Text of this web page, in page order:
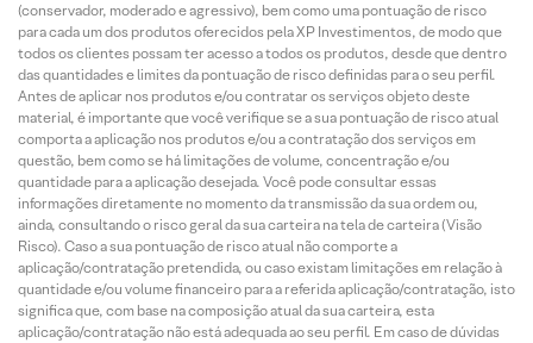
(conservador, moderado e agressivo), bem como uma pontuação de risco
para cada um dos produtos oferecidos pela XP Investimentos, de modo que
todos os clientes possam ter acesso a todos os produtos, desde que dentro
das quantidades e limites da pontuação de risco definidas para o seu perfil.
Antes de aplicar nos produtos e/ou contratar os serviços objeto deste
material, é importante que você verifique se a sua pontuação de risco atual
comporta a aplicação nos produtos e/ou a contratação dos serviços em
questão, bem como se há limitações de volume, concentração e/ou
quantidade para a aplicação desejada. Você pode consultar essas
informações diretamente no momento da transmissão da sua ordem ou,
ainda, consultando o risco geral da sua carteira na tela de carteira (Visão
Risco). Caso a sua pontuação de risco atual não comporte a
aplicação/contratação pretendida, ou caso existam limitações em relação à
quantidade e/ou volume financeiro para a referida aplicação/contratação, isto
significa que, com base na composição atual da sua carteira, esta
aplicação/contratação não está adequada ao seu perfil. Em caso de dúvidas